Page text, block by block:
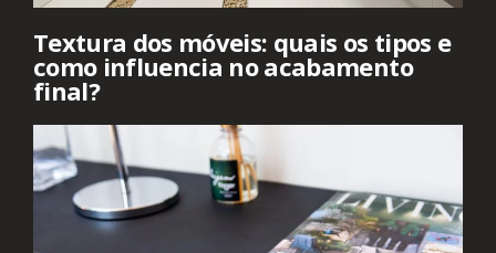
Textura dos móveis: quais os tipos e
como influencia no acabamento
final?